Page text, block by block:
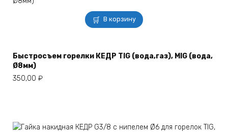
В корзину
Быстросъем горелки КЕДР TIG (вода,газ), MIG (вода,
Ø8мм)
350,00 ₽